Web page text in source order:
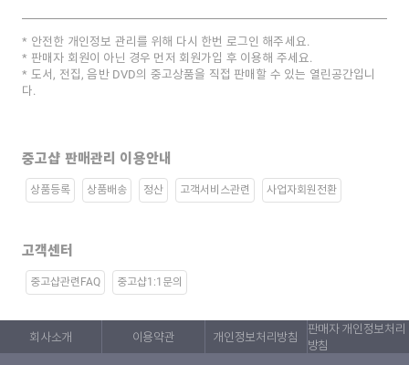
안전한 개인정보 관리를 위해 다시 한번 로그인 해주세요.
판매자 회원이 아닌 경우 먼저 회원가입 후 이용해 주세요.
도서, 전집, 음반 DVD의 중고상품을 직접 판매할 수 있는 열린공간입니
다.
중고샵 판매관리 이용안내
상품등록 상품배송 정산 고객서비스관련 사업자회원전환
고객센터
중고샵관련FAQ 중고샵1:1문의
회사소개 이용약관 개인정보처리방침
판매자 개인정보처리
방침